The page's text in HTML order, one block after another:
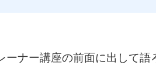
ナー講座の前面に出して語